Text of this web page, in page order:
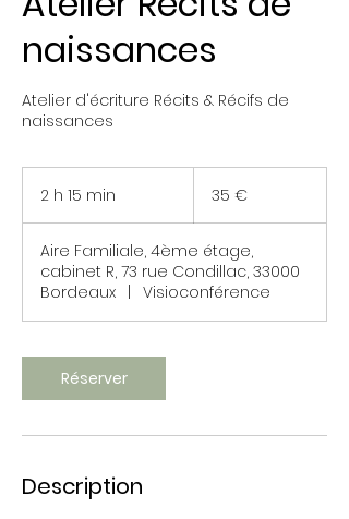
naissances
Atelier d'écriture Récits & Récifs de
naissances
2 h 15 min
5
m
n
35 €
Aire Familiale, 4ème étage,
cabinet R, 73 rue Condillac, 33000
Bordeaux
Visioconférence
Réserver
Description